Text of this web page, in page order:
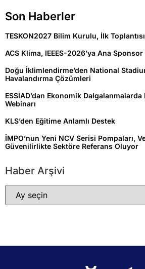
Son Haberler
TESKON2027 Bilim Kurulu, İlk
ACS Klima, IEEES-2026’ya Ana
Doğu İklimlendirme’den National
Havalandırma Çözümleri
ESSİAD’dan Ekonomik
Webinarı
KLS’den Eğitime Anlamlı Destek
İMPO’nun Yeni NCV Serisi Pompaları,
Güvenilirlikte Sektöre Referans Oluyor
Haber Arşivi